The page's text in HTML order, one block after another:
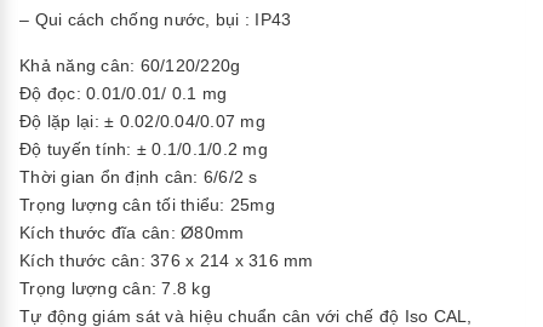
– Qui cách chống nước, bụi : IP43
Khả năng cân: 60/120/220g
Độ đọc: 0.01/0.01/ 0.1 mg
Độ lặp lại: ± 0.02/0.04/0.07 mg
Độ tuyến tính: ± 0.1/0.1/0.2 mg
Thời gian ổn định cân: 6/6/2 s
Trọng lượng cân tối thiểu: 25mg
Kích thước đĩa cân: Ø80mm
Kích thước cân: 376 x 214 x 316 mm
Trọng lượng cân: 7.8 kg
Tự động giám sát và hiệu chuẩn cân với chế độ Iso CAL,